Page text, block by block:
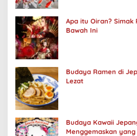
Apa itu Oiran? Simak
Bawah Ini
Budaya Ramen di
Lezat
Budaya Kawaii
Menggemaskan